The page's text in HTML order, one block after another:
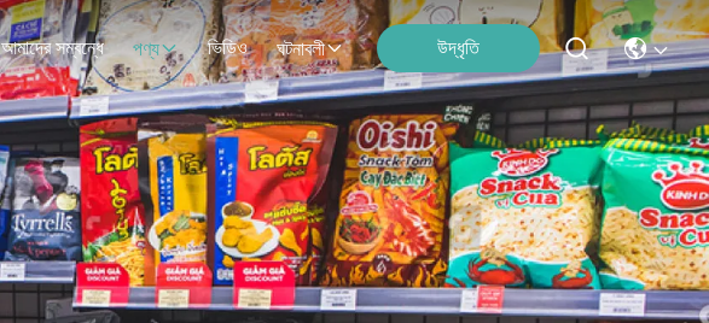
আমাদের সম্বন্ধে পণ্য ভিডিও ঘটনাবলী উদ্ধৃতি